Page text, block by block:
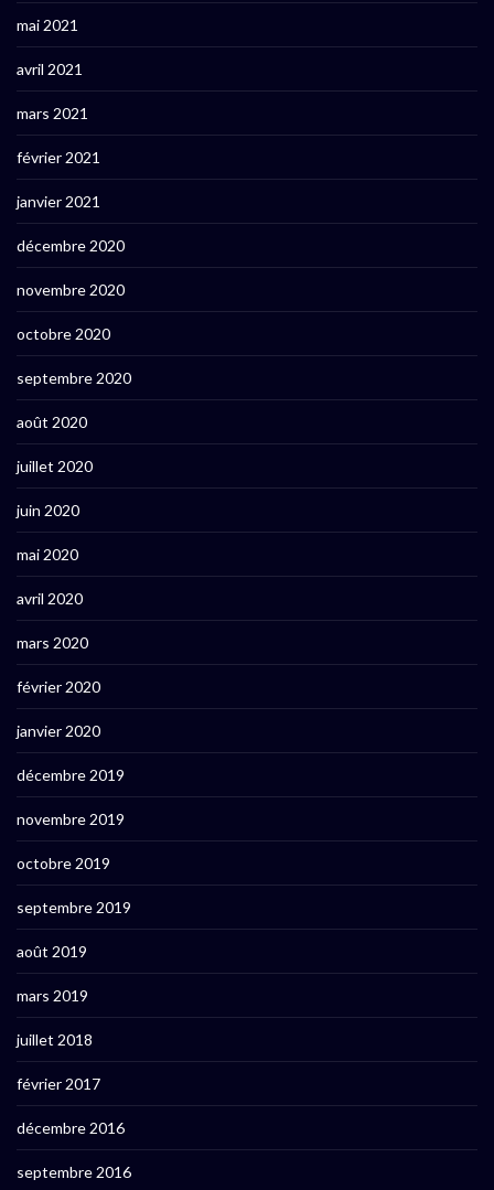
mai 2021
avril 2021
mars 2021
février 2021
janvier 2021
décembre 2020
novembre 2020
octobre 2020
septembre 2020
août 2020
juillet 2020
juin 2020
mai 2020
avril 2020
mars 2020
février 2020
janvier 2020
décembre 2019
novembre 2019
octobre 2019
septembre 2019
août 2019
mars 2019
juillet 2018
février 2017
décembre 2016
septembre 2016